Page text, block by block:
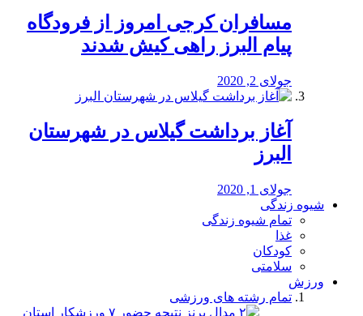
مسافران کرجی امروز از فرودگاه
پیام البرز راهی کیش شدند
جولای 2, 2020
آغاز برداشت گیلاس در شهرستان
البرز
جولای 1, 2020
شیوه زندگی
تمام شیوه زندگی
غذا
کودکان
سلامتی
ورزش
تمام رشته های ورزشی